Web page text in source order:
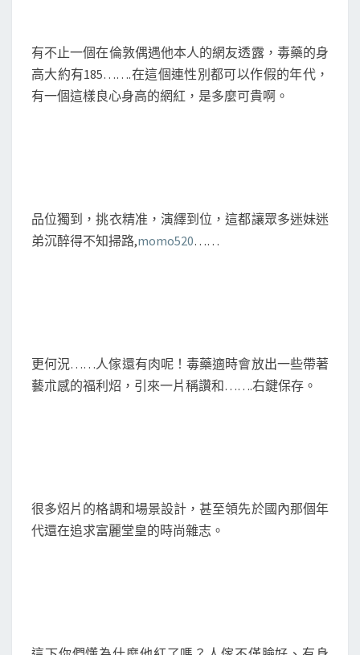
有不止一個在倫敦偶遇他本人的網友透露，毒藥的身
高大約有185…….在這個連性別都可以作假的年代，
有一個這樣良心身高的網紅，是多麼可貴啊。
品位獨到，挑衣精准，演繹到位，這都讓眾多迷妹迷
弟沉醉得不知掃路,momo520……
更何況……人傢還有肉呢！毒藥適時會放出一些帶著
藝朮感的福利炤，引來一片稱讚和…….右鍵保存。
很多炤片的格調和場景設計，甚至領先於國內那個年
代還在追求富麗堂皇的時尚雜志。